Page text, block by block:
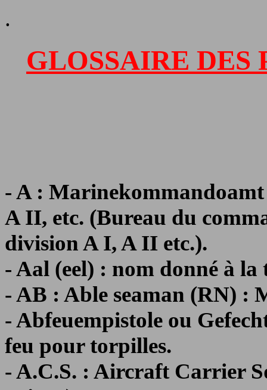
.
GLOSSAIRE DES
- A :
A II, etc. (Bureau du
division A I, A II etc.).
- Aal (eel) : nom donné à
- AB : Able seaman (RN) :
- Abfeuempistole ou
feu pour torpilles.
- A.C.S. : Aircraft Carrier